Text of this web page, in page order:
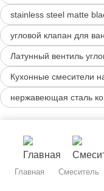
stainless steel matte
угловой клапан для
Латунный вентиль
Кухонные смесители
нержавеющая сталь
Главная Смеситель